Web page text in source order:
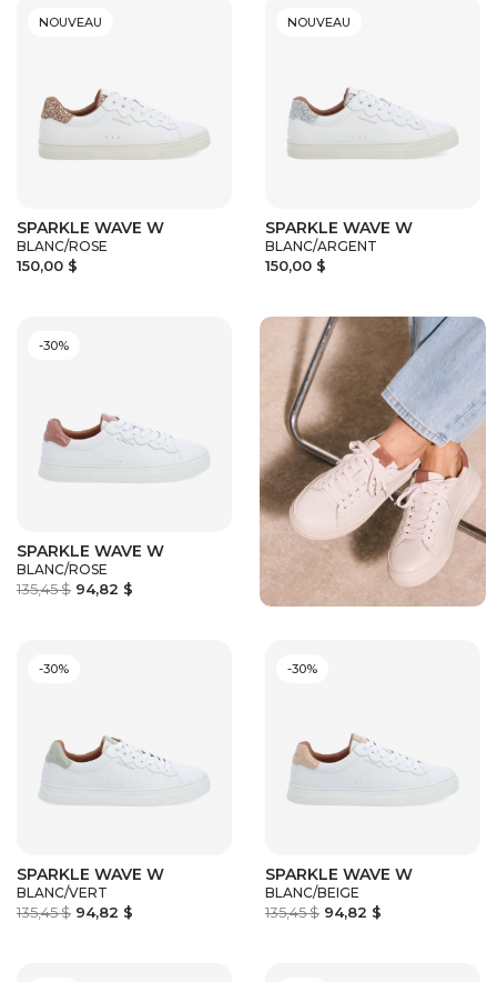
SPARKLE WAVE W
BLANC/ROSE
150,00 $
NOUVEAU
SPARKLE WAVE W
BLANC/ARGENT
150,00 $
NOUVEAU
SPARKLE WAVE W
BLANC/ROSE
135,45 $ 94,82 $
-30%
SPARKLE WAVE W
BLANC/VERT
135,45 $ 94,82 $
-30%
SPARKLE WAVE W
BLANC/BEIGE
135,45 $ 94,82 $
-30%